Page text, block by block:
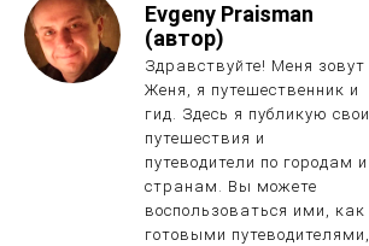
Evgeny Praisman
(автор)
Здравствуйте! Меня зовут
Женя, я путешественник и
гид. Здесь я публикую свои
путешествия и
путеводители по городам и
странам. Вы можете
воспользоваться ими, как
готовыми путеводителями,